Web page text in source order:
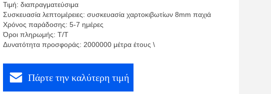
Τιμή: διαπραγματεύσιμα
Συσκευασία λεπτομέρειες: συσκευασία χαρτοκιβωτίων 8mm παχιά
Χρόνος παράδοσης: 5-7 ημέρες
Όροι πληρωμής: Τ/Τ
Δυνατότητα προσφοράς: 2000000 μέτρα έτους \
Πάρτε την καλύτερη τιμή